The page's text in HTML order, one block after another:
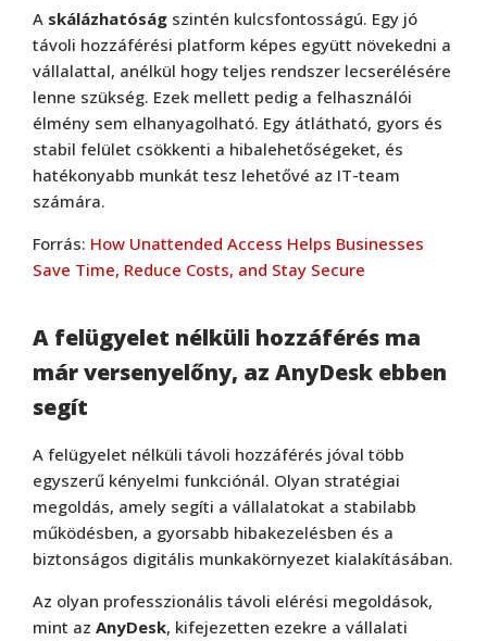
A skálázhatóság szintén kulcsfontosságú. Egy jó
távoli hozzáférési platform képes együtt növekedni a
vállalattal, anélkül hogy teljes rendszer lecserélésére
lenne szükség. Ezek mellett pedig a felhasználói
élmény sem elhanyagolható. Egy átlátható, gyors és
stabil felület csökkenti a hibalehetőségeket, és
hatékonyabb munkát tesz lehetővé az IT-team
számára.
Forrás: How Unattended Access Helps Businesses
Save Time, Reduce Costs, and Stay Secure
A felügyelet nélküli hozzáférés ma
már versenyelőny, az AnyDesk ebben
segít
A felügyelet nélküli távoli hozzáférés jóval több
egyszerű kényelmi funkciónál. Olyan stratégiai
megoldás, amely segíti a vállalatokat a stabilabb
működésben, a gyorsabb hibakezelésben és a
biztonságos digitális munkakörnyezet kialakításában.
Az olyan professzionális távoli elérési megoldások,
mint az AnyDesk, kifejezetten ezekre a vállalati